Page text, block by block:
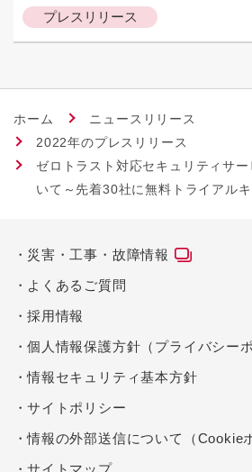
プレスリリース
ホーム
ニュースリリース
2022年のプレスリリース
ゼロトラスト対応セキュリティサ
いて～先着30社に無料トライアル
災害・工事・故障情報
よくあるご質問
採用情報
個人情報保護方針（プライバシーポ
情報セキュリティ基本方針
サイトポリシー
情報の外部送信について（Cookie
サイトマップ